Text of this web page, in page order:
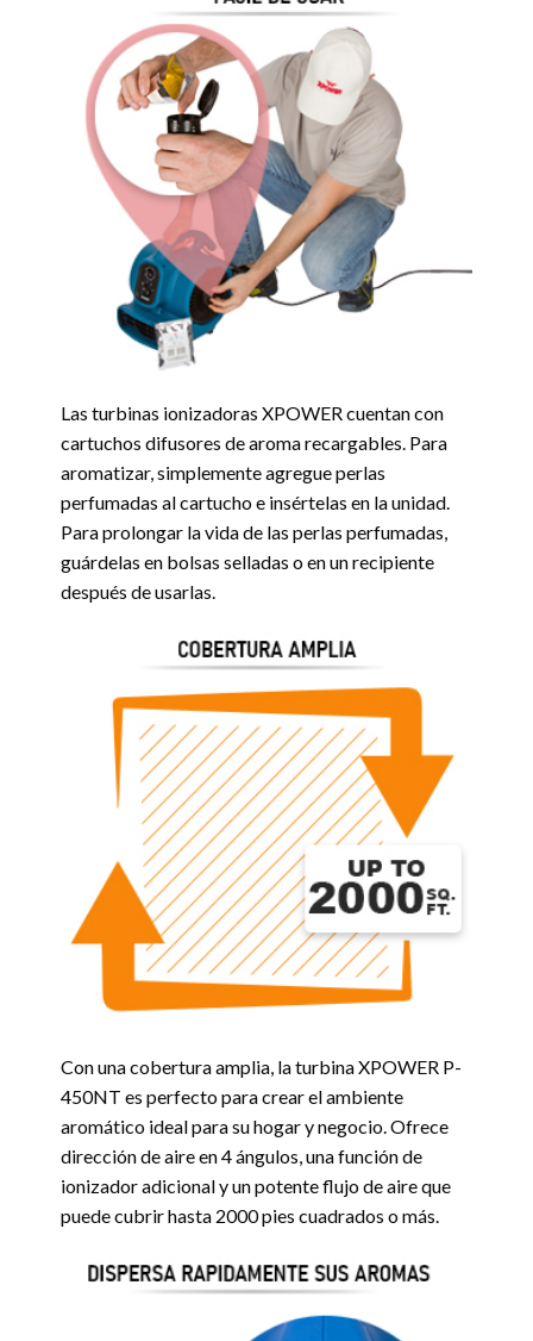
Las turbinas ionizadoras XPOWER cuentan con
cartuchos difusores de aroma recargables. Para
aromatizar, simplemente agregue perlas
perfumadas al cartucho e insértelas en la unidad.
Para prolongar la vida de las perlas perfumadas,
guárdelas en bolsas selladas o en un recipiente
después de usarlas.
Con una cobertura amplia, la turbina XPOWER P-
450NT es perfecto para crear el ambiente
aromático ideal para su hogar y negocio. Ofrece
dirección de aire en 4 ángulos, una función de
ionizador adicional y un potente flujo de aire que
puede cubrir hasta 2000 pies cuadrados o más.